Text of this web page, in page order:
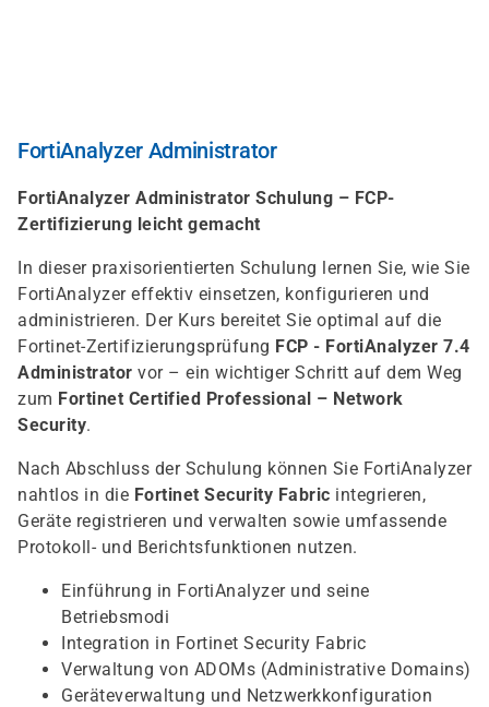
FortiAnalyzer Administrator
FortiAnalyzer Administrator Schulung – FCP-
Zertifizierung leicht gemacht
In dieser praxisorientierten Schulung lernen Sie, wie Sie
FortiAnalyzer effektiv einsetzen, konfigurieren und
administrieren. Der Kurs bereitet Sie optimal auf die
Fortinet-Zertifizierungsprüfung FCP - FortiAnalyzer 7.4
Administrator vor – ein wichtiger Schritt auf dem Weg
zum Fortinet Certified Professional – Network
Security.
Nach Abschluss der Schulung können Sie FortiAnalyzer
nahtlos in die Fortinet Security Fabric integrieren,
Geräte registrieren und verwalten sowie umfassende
Protokoll- und Berichtsfunktionen nutzen.
Einführung in FortiAnalyzer und seine
Betriebsmodi
Integration in Fortinet Security Fabric
Verwaltung von ADOMs (Administrative Domains)
Geräteverwaltung und Netzwerkkonfiguration